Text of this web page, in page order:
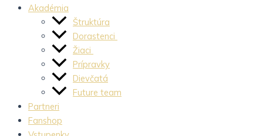
Akadémia
Štruktúra
Dorastenci
Žiaci
Prípravky
Dievčatá
Future team
Partneri
Fanshop